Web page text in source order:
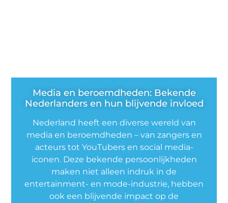
Media en beroemdheden: Bekende
Nederlanders en hun blijvende invloed
Nederland heeft een diverse wereld van
media en beroemdheden – van zangers en
acteurs tot YouTubers en social media-
iconen. Deze bekende persoonlijkheden
maken niet alleen indruk in de
entertainment- en mode-industrie, hebben
ook een blijvende impact op de